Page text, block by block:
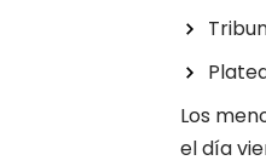
Los
el día